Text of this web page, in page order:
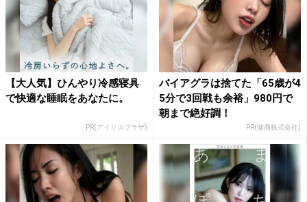
【大人気】ひんやり冷感寝具
で快適な睡眠をあなたに。
PR(アイリスプラザ)
バイアグラは捨てた「65歳が4
5分で3回戦も余裕」980円で
朝まで絶好調！
PR(健商株式会社)